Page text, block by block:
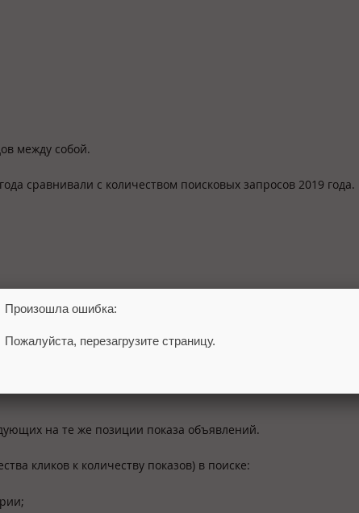
между собой.
сравнивали с количеством поисковых запросов 2019 года.
позиции объявления.
на те же позиции показа объявлений.
кликов к количеству показов) в поиске:
Произошла ошибка:
Пожалуйста, перезагрузите страницу.